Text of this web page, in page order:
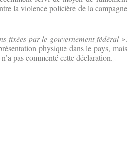
la violence policière de la campagne
fixées par le gouvernement fédéral ».
physique dans le pays, mais
pas commenté cette déclaration.